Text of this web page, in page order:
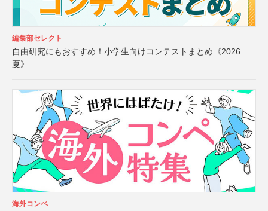
編集部セレクト
自由研究にもおすすめ！小学生向けコンテストまとめ《2026
夏》
海外コンペ